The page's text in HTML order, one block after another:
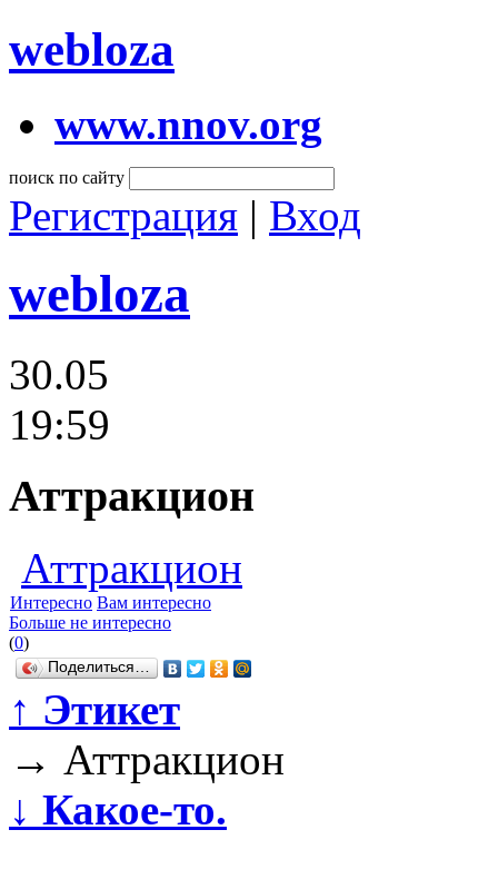
webloza
www.nnov.org
поиск по сайту
Регистрация | Вход
webloza
30.05
19:59
Аттракцион
Аттракцион
Интересно Вам интересно
Больше не интересно
(0)
Поделиться…
↑ Этикет
→ Аттракцион
↓ Какое-то.